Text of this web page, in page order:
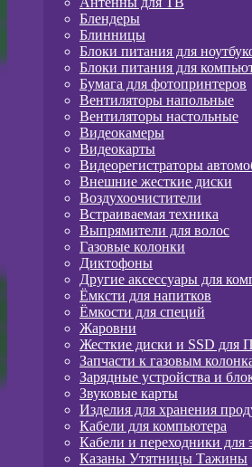
Блендеры
Блинницы
Блоки питания для
Блоки питания для
Бумага для фотопринтеров
Вентиляторы напольные
Вентиляторы настольные
Видеокамеры
Видеокарты
Видеорегистраторы
Внешние жесткие диски
Воздухоочистители
Встраиваемая техника
Выпрямители для волос
Газовые колонки
Диктофоны
Другие аксессуары для
Ёмксти для напитков
Ёмкости для специй
Жаровни
Жесткие диски и SSD для
Запчасти к газовым
Зарядные устройства и
Звуковые карты
Изделия для хранения
Кабели для компьютера
Кабели и переходники для
Казаны Утятницы Тажины